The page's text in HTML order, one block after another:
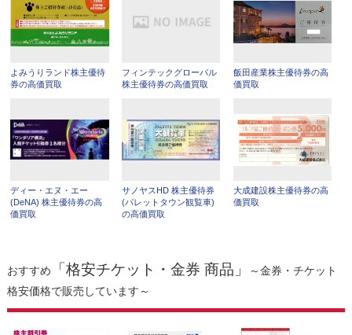
よみうりランド株主優待
券の高価買取
フィンテックグローバル
株主優待券の高価買取
飯田産業株主優待券の高
価買取
ディー・エヌ・エー
(DeNA) 株主優待券の高
価買取
サノヤスHD 株主優待券
(パレットタウン観覧車)
の高価買取
大成建設株主優待券の高
価買取
おすすめ 「格安チケット・金券 商品」
～金券・チケット
格安価格で販売しています～